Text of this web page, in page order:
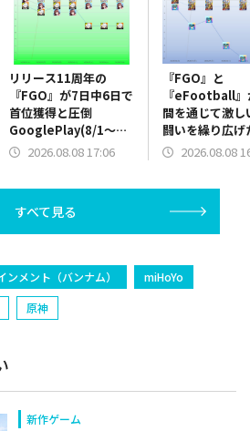
リリース11周年の
『FGO』が7日中6日で
首位獲得と圧倒
GooglePlay(8/1～
8/7)売上ランキング振
2026.08.08 17:06
『FGO』と
『eFootball』
間を通じて激し
闘いを繰り広
App Store(8/
2026.08.08
すべて見る
メント（バンナム）
miHoYo
原神
新作ゲーム